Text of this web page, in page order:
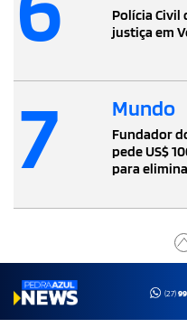
Polícia
justiça em
7 Mundo
Fundador
pede US$
para
(27)